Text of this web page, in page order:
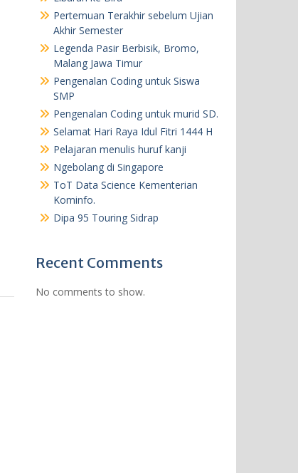
Pertemuan Terakhir sebelum Ujian
Akhir Semester
Legenda Pasir Berbisik, Bromo,
Malang Jawa Timur
Pengenalan Coding untuk Siswa
SMP
Pengenalan Coding untuk murid SD.
Selamat Hari Raya Idul Fitri 1444 H
Pelajaran menulis huruf kanji
Ngebolang di Singapore
ToT Data Science Kementerian
Kominfo.
Dipa 95 Touring Sidrap
Recent Comments
No comments to show.